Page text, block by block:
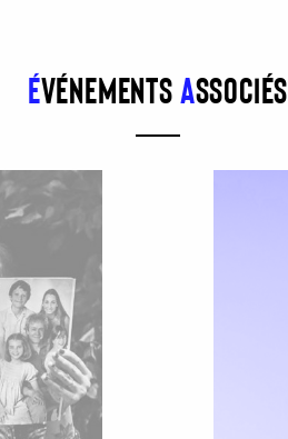
Événementsassociés